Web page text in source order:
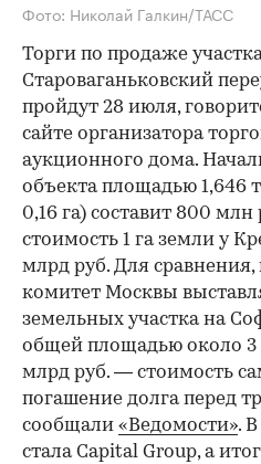
Фото: Николай Галкин/ТАСС
Торги по продаже
Староваганьковский
пройдут 28 июля,
сайте организатора
аукционного дома.
объекта площадью 1,646
0,16 га) составит 800
стоимость 1 га земли у
млрд руб. Для
комитет Москвы
земельных участка на
общей площадью около 3
млрд руб. — стоимость
погашение долга перед
сообщали «Ведомости».
стала Capital Group, а